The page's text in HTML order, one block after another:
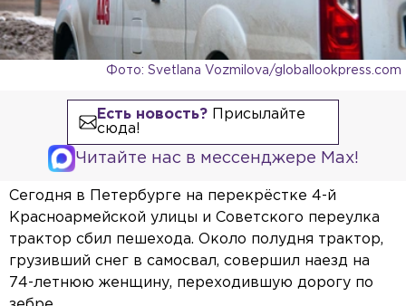
Фото: Svetlana Vozmilova/globallookpress.com
Есть новость?Присылайте
сюда!
Читайте нас в мессенджере Max!
Сегодня в Петербурге на перекрёстке 4-й
Красноармейской улицы и Советского переулка
трактор сбил пешехода. Около полудня трактор,
грузивший снег в самосвал, совершил наезд на
74-летнюю женщину, переходившую дорогу по